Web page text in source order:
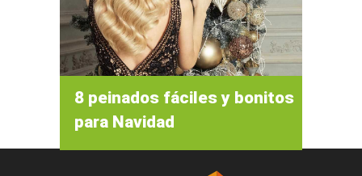
8 peinados fáciles y bonitos
para Navidad